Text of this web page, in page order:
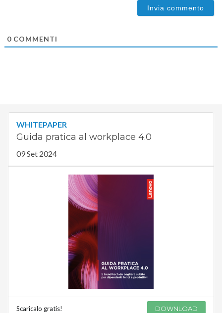
0COMMENTI
WHITEPAPER
Guida pratica al workplace 4.0
09 Set 2024
Scaricalo gratis! DOWNLOAD